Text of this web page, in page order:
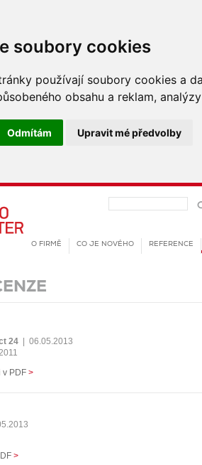
soubory cookies
používají soubory cookies a
obsahu a reklam,
Odmítám Upravit mé předvolby
24
06.05.2013
v PDF >
>
REFERENCE
CO JE NOVÉHO
O FIRMĚ